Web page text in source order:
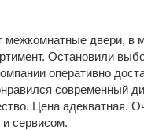
межкомнатные двери, в
Остановили
оперативно
современный
Цена адекватная.
сервисом.